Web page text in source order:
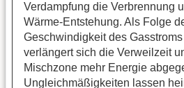
Verdampfung die Verbrennung
Wärme-Entstehung. Als Folge
Geschwindigkeit des
verlängert sich die Verweilzeit
Mischzone mehr Energie
Ungleichmäßigkeiten lassen